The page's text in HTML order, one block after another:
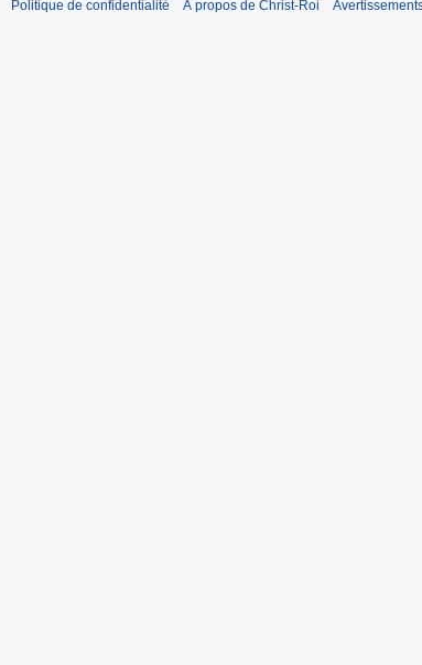
Politique de confidentialité À propos de Christ-Roi